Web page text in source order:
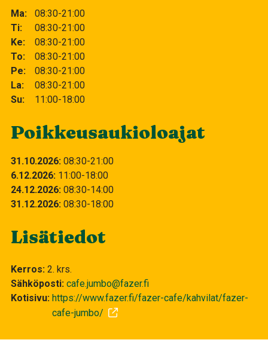
Ma
08:30-21:00
Ti
08:30-21:00
Ke
08:30-21:00
To
08:30-21:00
Pe
08:30-21:00
La
08:30-21:00
Su
11:00-18:00
Poikkeusaukioloajat
31.10.2026 08:30 21:00
6.12.2026 11:00 18:00
24.12.2026 08:30 14:00
31.12.2026 08:30 18:00
Lisätiedot
Kerros 2. krs.
Sähköposti cafe.jumbo@fazer.fi
Kotisivu https://www.fazer.fi/fazer-cafe/kahvilat/fazer-
cafe-jumbo/